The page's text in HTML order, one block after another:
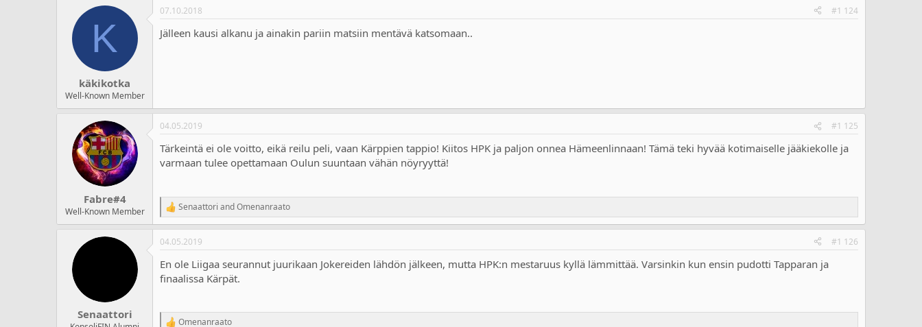
K
käkikotka
Well-Known Member
07.10.2018 #1 124
Jälleen kausi alkanu ja ainakin pariin matsiin mentävä katsomaan..
Fabre#4
Well-Known Member
04.05.2019 #1 125
Tärkeintä ei ole voitto, eikä reilu peli, vaan Kärppien tappio! Kiitos HPK ja paljon onnea Hämeenlinnaan! Tämä teki hyvää kotimaiselle jääkiekolle ja
varmaan tulee opettamaan Oulun suuntaan vähän nöyryyttä!
R
e
a
c
i
o
:
Senaattori andOmenanraato
Senaattori
04.05.2019 #1 126
En ole Liigaa seurannut juurikaan Jokereiden lähdön jälkeen, mutta HPK:n mestaruus kyllä lämmittää. Varsinkin kun ensin pudotti Tapparan ja
finaalissa Kärpät.
Omenanraato